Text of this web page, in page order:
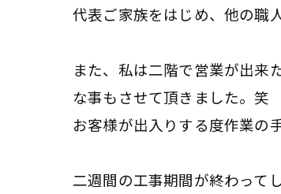
代表ご家族をはじめ、他の職
また、私は二階で営業が出来
な事もさせて頂きました。笑
お客様が出入りする度作業の
二週間の工事期間が終わって